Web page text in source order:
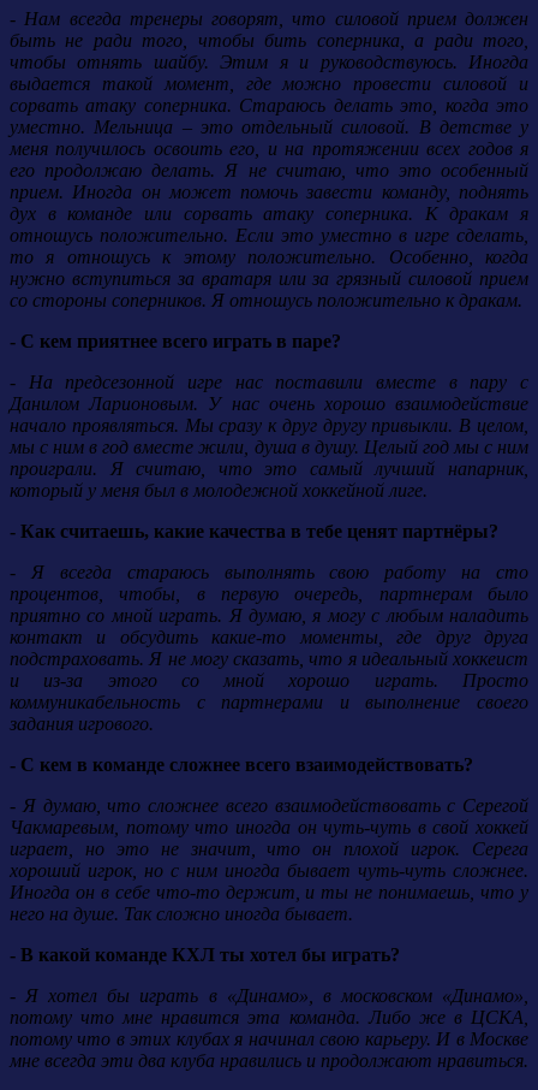
- Нам всегда тренеры говорят, что силовой прием должен
быть не ради того, чтобы бить соперника, а ради того,
чтобы отнять шайбу. Этим я и руководствуюсь. Иногда
выдается такой момент, где можно провести силовой и
сорвать атаку соперника. Стараюсь делать это, когда это
уместно. Мельница – это отдельный силовой. В детстве у
меня получилось освоить его, и на протяжении всех годов я
его продолжаю делать. Я не считаю, что это особенный
прием. Иногда он может помочь завести команду, поднять
дух в команде или сорвать атаку соперника. К дракам я
отношусь положительно. Если это уместно в игре сделать,
то я отношусь к этому положительно. Особенно, когда
нужно вступиться за вратаря или за грязный силовой прием
со стороны соперников. Я отношусь положительно к дракам.
- С кем приятнее всего играть в паре?
- На предсезонной игре нас поставили вместе в пару с
Данилом Ларионовым. У нас очень хорошо взаимодействие
начало проявляться. Мы сразу к друг другу привыкли. В целом,
мы с ним в год вместе жили, душа в душу. Целый год мы с ним
проиграли. Я считаю, что это самый лучший напарник,
который у меня был в молодежной хоккейной лиге.
- Как считаешь, какие качества в тебе ценят партнёры?
- Я всегда стараюсь выполнять свою работу на сто
процентов, чтобы, в первую очередь, партнерам было
приятно со мной играть. Я думаю, я могу с любым наладить
контакт и обсудить какие-то моменты, где друг друга
подстраховать. Я не могу сказать, что я идеальный хоккеист
и из-за этого со мной хорошо играть. Просто
коммуникабельность с партнерами и выполнение своего
задания игрового.
- С кем в команде сложнее всего взаимодействовать?
- Я думаю, что сложнее всего взаимодействовать с Серегой
Чакмаревым, потому что иногда он чуть-чуть в свой хоккей
играет, но это не значит, что он плохой игрок. Серега
хороший игрок, но с ним иногда бывает чуть-чуть сложнее.
Иногда он в себе что-то держит, и ты не понимаешь, что у
него на душе. Так сложно иногда бывает.
- В какой команде КХЛ ты хотел бы играть?
- Я хотел бы играть в «Динамо», в московском «Динамо»,
потому что мне нравится эта команда. Либо же в ЦСКА,
потому что в этих клубах я начинал свою карьеру. И в Москве
мне всегда эти два клуба нравились и продолжают нравиться.